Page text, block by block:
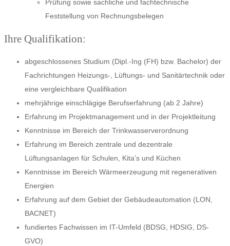
Prüfung sowie sachliche und fachtechnische
Feststellung von Rechnungsbelegen
Ihre Qualifikation:
abgeschlossenes Studium (Dipl.-Ing (FH) bzw. Bachelor) der
Fachrichtungen Heizungs-, Lüftungs- und Sanitärtechnik oder
eine vergleichbare Qualifikation
mehrjährige einschlägige Berufserfahrung (ab 2 Jahre)
Erfahrung im Projektmanagement und in der Projektleitung
Kenntnisse im Bereich der Trinkwasserverordnung
Erfahrung im Bereich zentrale und dezentrale
Lüftungsanlagen für Schulen, Kita’s und Küchen
Kenntnisse im Bereich Wärmeerzeugung mit regenerativen
Energien
Erfahrung auf dem Gebiet der Gebäudeautomation (LON,
BACNET)
fundiertes Fachwissen im IT-Umfeld (BDSG, HDSIG, DS-
GVO)